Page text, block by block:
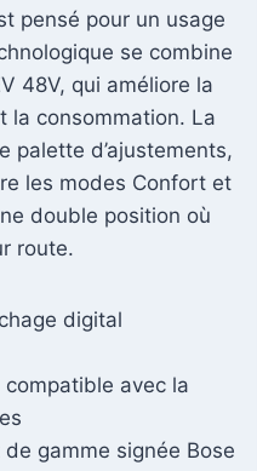
pensé pour un usage
se combine
48V, qui améliore la
la consommation. La
palette d’ajustements,
les modes Confort et
double position où
route.
digital
avec la
gamme signée Bose